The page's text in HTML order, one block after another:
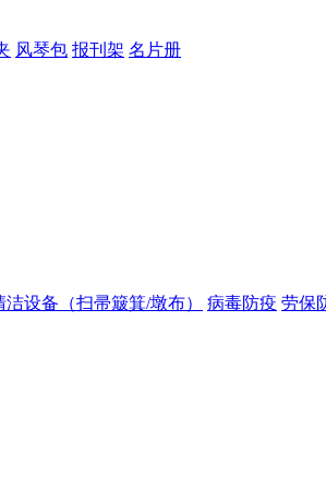
风琴包 报刊架 名片册
洁设备（扫帚簸箕/墩布） 病毒防疫 劳保